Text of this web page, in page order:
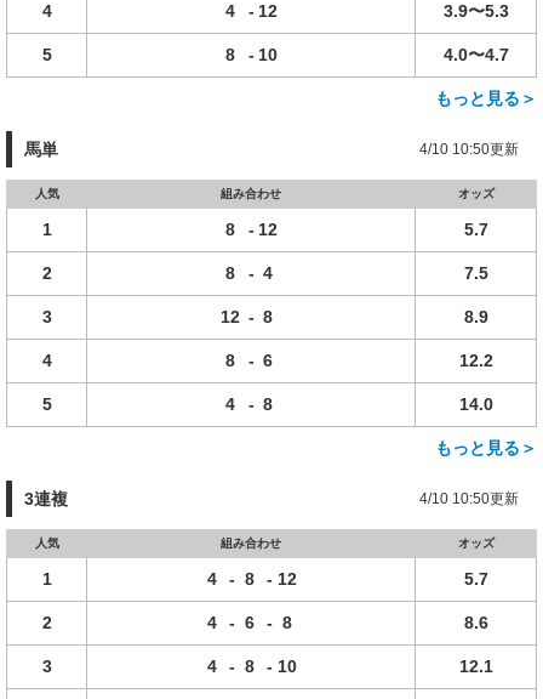
4 4 - 12 3.9〜5.3
5 8 - 10 4.0〜4.7
もっと見る＞
馬単 4/10 10:50更新
人気 組み合わせ オッズ
1 8 - 12 5.7
2 8 - 4 7.5
3 12 - 8 8.9
4 8 - 6 12.2
5 4 - 8 14.0
もっと見る＞
3連複 4/10 10:50更新
人気 組み合わせ オッズ
1 4 - 8 - 12 5.7
2 4 - 6 - 8 8.6
3 4 - 8 - 10 12.1